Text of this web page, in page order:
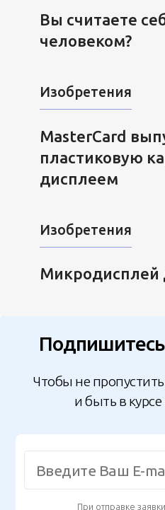
Вы считаете
человеком?
Изобретения
MasterCard
пластиковую
дисплеем
Изобретения
Микродисплей
Чтобы не
и быть в курсе
При отправке